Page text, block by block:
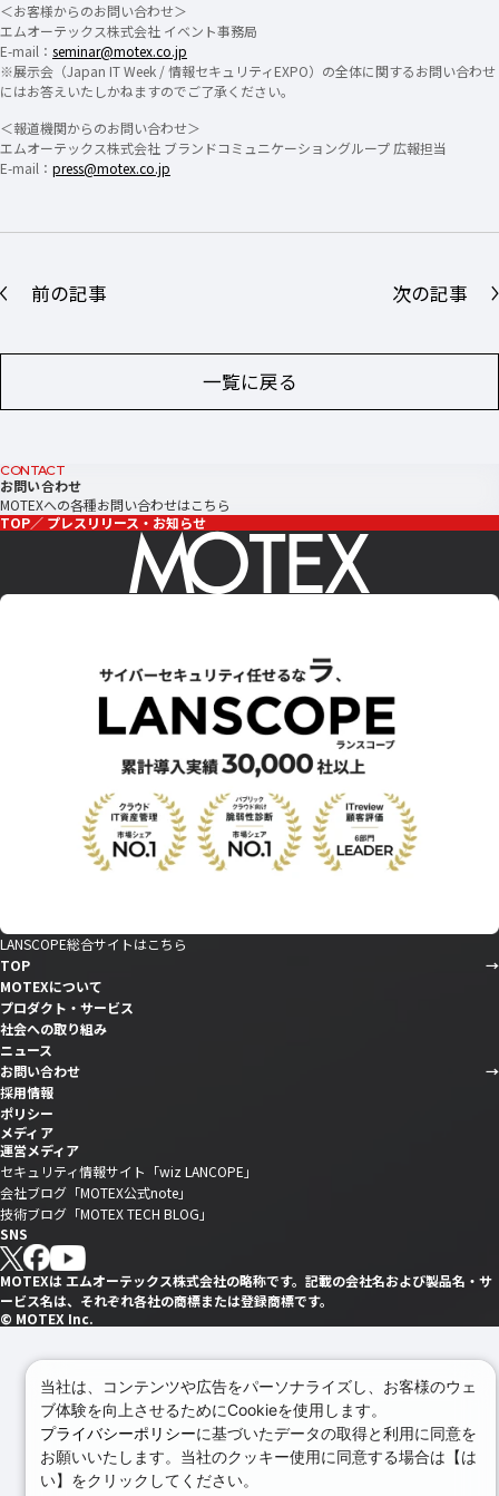
＜お客様からのお問い合わせ＞
エムオーテックス株式会社 イベント事務局
E-mail： seminar@motex.co.jp
※展示会（Japan IT Week / 情報セキュリティEXPO）の全体に関するお問い合わせ
にはお答えいたしかねますのでご了承ください。
＜報道機関からのお問い合わせ＞
エムオーテックス株式会社 ブランドコミュニケーショングループ 広報担当
E-mail： press@motex.co.jp
前の記事
一覧に戻る
次の記事
CONTACT
お問い合わせ
MOTEXへの各種お問い合わせはこちら
TOP
プレスリリース・お知らせ
LANSCOPE総合サイトはこちら
TOP
MOTEXについて
プロダクト・サービス
社会への取り組み
ニュース
お問い合わせ
採用情報
ポリシー
メディア
運営メディア
セキュリティ情報サイト「wiz LANCOPE」
会社ブログ「MOTEX公式note」
技術ブログ「MOTEX TECH BLOG」
SNS
MOTEXは エムオーテックス株式会社の略称です。記載の会社名および製品名・サ
ービス名は、それぞれ各社の商標または登録商標です。
© MOTEX Inc.
当社は、コンテンツや広告をパーソナライズし、お客様のウェ
ブ体験を向上させるためにCookieを使用します。
プライバシーポリシーに基づいたデータの取得と利用に同意を
お願いいたします。当社のクッキー使用に同意する場合は【は
い】をクリックしてください。